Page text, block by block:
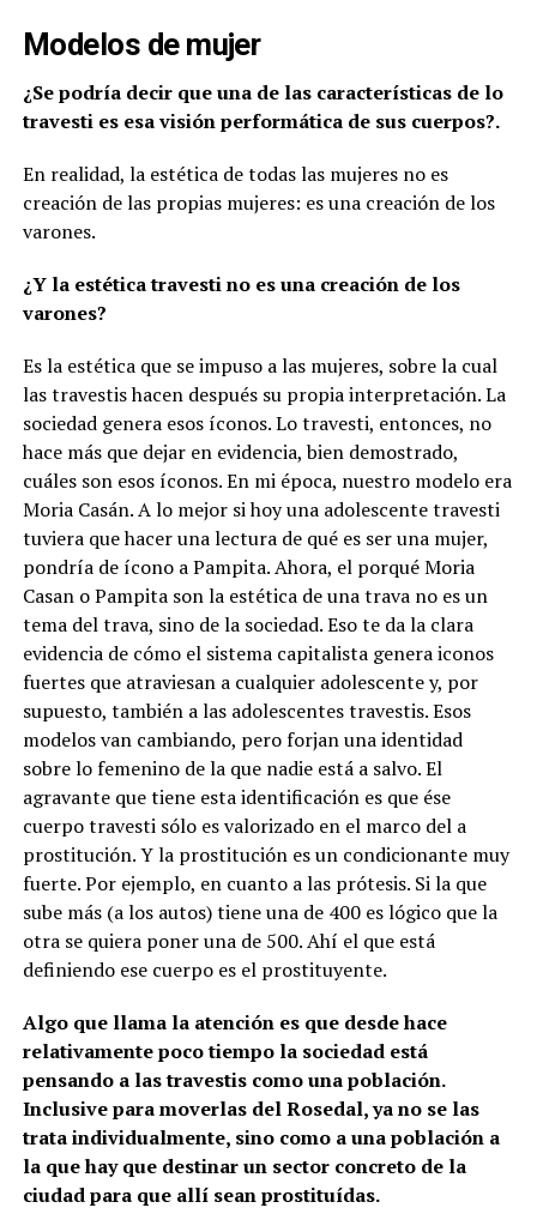
Modelos de mujer
¿Se podría decir que una de las características de lo
travesti es esa visión performática de sus cuerpos?.
En realidad, la estética de todas las mujeres no es
creación de las propias mujeres: es una creación de los
varones.
¿Y la estética travesti no es una creación de los
varones?
Es la estética que se impuso a las mujeres, sobre la cual
las travestis hacen después su propia interpretación. La
sociedad genera esos íconos. Lo travesti, entonces, no
hace más que dejar en evidencia, bien demostrado,
cuáles son esos íconos. En mi época, nuestro modelo era
Moria Casán. A lo mejor si hoy una adolescente travesti
tuviera que hacer una lectura de qué es ser una mujer,
pondría de ícono a Pampita. Ahora, el porqué Moria
Casan o Pampita son la estética de una trava no es un
tema del trava, sino de la sociedad. Eso te da la clara
evidencia de cómo el sistema capitalista genera iconos
fuertes que atraviesan a cualquier adolescente y, por
supuesto, también a las adolescentes travestis. Esos
modelos van cambiando, pero forjan una identidad
sobre lo femenino de la que nadie está a salvo. El
agravante que tiene esta identificación es que ése
cuerpo travesti sólo es valorizado en el marco del a
prostitución. Y la prostitución es un condicionante muy
fuerte. Por ejemplo, en cuanto a las prótesis. Si la que
sube más (a los autos) tiene una de 400 es lógico que la
otra se quiera poner una de 500. Ahí el que está
definiendo ese cuerpo es el prostituyente.
Algo que llama la atención es que desde hace
relativamente poco tiempo la sociedad está
pensando a las travestis como una población.
Inclusive para moverlas del Rosedal, ya no se las
trata individualmente, sino como a una población a
la que hay que destinar un sector concreto de la
ciudad para que allí sean prostituídas.